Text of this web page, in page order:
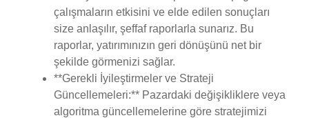
çalışmaların etkisini ve elde edilen sonuçları
size anlaşılır, şeffaf raporlarla sunarız. Bu
raporlar, yatırımınızın geri dönüşünü net bir
şekilde görmenizi sağlar.
**Gerekli İyileştirmeler ve Strateji
Güncellemeleri:** Pazardaki değişikliklere veya
algoritma güncellemelerine göre stratejimizi